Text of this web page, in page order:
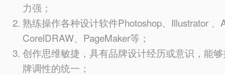
力强；
熟练操作各种设计软件Photoshop、Illustrator 、
CorelDRAW、PageMaker等；
创作思维敏捷，具有品牌设计经历或意识，能
牌调性的统一；